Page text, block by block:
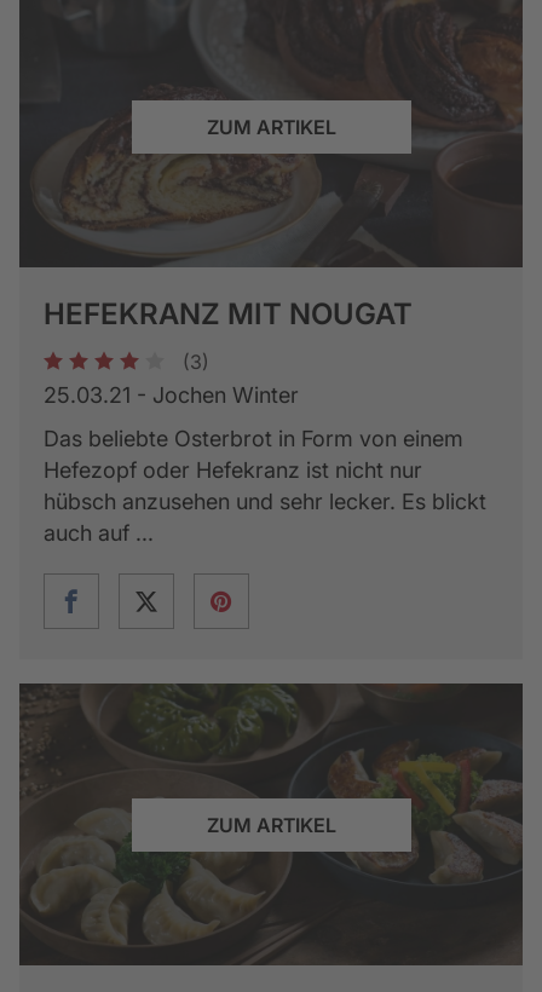
ZUM ARTIKEL
HEFEKRANZ MIT NOUGAT
1 2 3 4 (3)
25.03.21 - Jochen Winter
Das beliebte Osterbrot in Form von einem
Hefezopf oder Hefekranz ist nicht nur
hübsch anzusehen und sehr lecker. Es blickt
auch auf ...
ZUM ARTIKEL